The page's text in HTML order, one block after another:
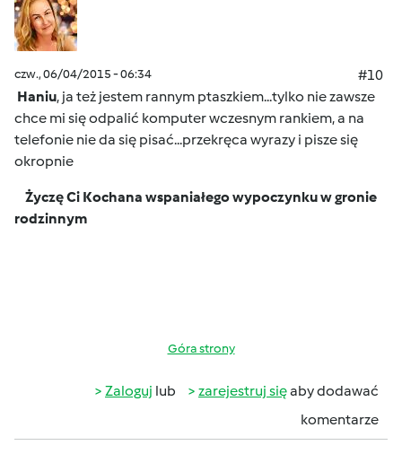
czw., 06/04/2015 - 06:34
#10
Haniu, ja też jestem rannym ptaszkiem...tylko nie zawsze
chce mi się odpalić komputer wczesnym rankiem, a na
telefonie nie da się pisać...przekręca wyrazy i pisze się
okropnie
Życzę Ci Kochana wspaniałego wypoczynku w gronie
rodzinnym
Góra strony
Zaloguj lub zarejestruj sięaby dodawać
komentarze